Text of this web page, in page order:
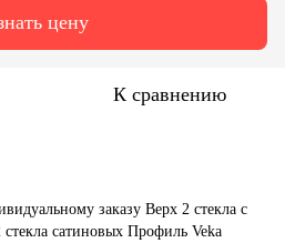
цену
К сравнению
заказу Верх 2 стекла с
сатиновых Профиль Veka